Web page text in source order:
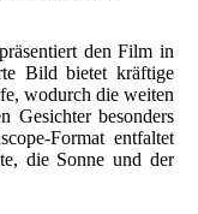
den Film in
Bild bietet kräftige
wodurch die weiten
Gesichter besonders
Format entfaltet
die Sonne und der